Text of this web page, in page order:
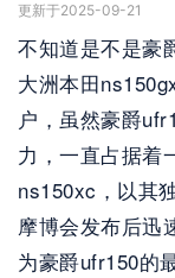
更新于2025-09-21
不知道是不是豪
大洲本田
户，虽然豪爵
力，一直占据着
ns150xc，以其
摩博会发布后迅
为豪爵ufr150的